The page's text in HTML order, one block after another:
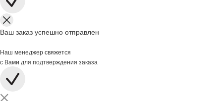
Ваш заказ успешно отправлен
Наш менеджер свяжется
с Вами для подтверждения заказа